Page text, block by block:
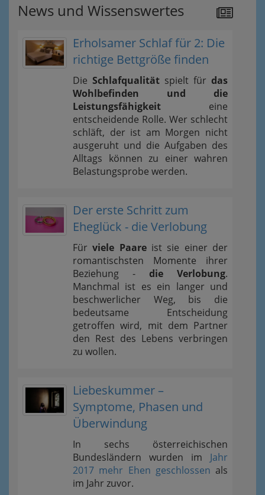
News und Wissenswertes
Erholsamer Schlaf für 2: Die
richtige Bettgröße finden
Die Schlafqualität spielt für das
Wohlbefinden und die
Leistungsfähigkeit eine
entscheidende Rolle. Wer schlecht
schläft, der ist am Morgen nicht
ausgeruht und die Aufgaben des
Alltags können zu einer wahren
Belastungsprobe werden.
Der erste Schritt zum
Eheglück - die Verlobung
Fürviele Paareist sie einer der
romantischsten Momente ihrer
Beziehung - die Verlobung.
Manchmal ist es ein langer und
beschwerlicher Weg, bis die
bedeutsame Entscheidung
getroffen wird, mit dem Partner
den Rest des Lebens verbringen
zu wollen.
Liebeskummer –
Symptome, Phasen und
Überwindung
In sechs österreichischen
Bundesländern wurden im Jahr
2017 mehr Ehen geschlossen als
im Jahr zuvor.